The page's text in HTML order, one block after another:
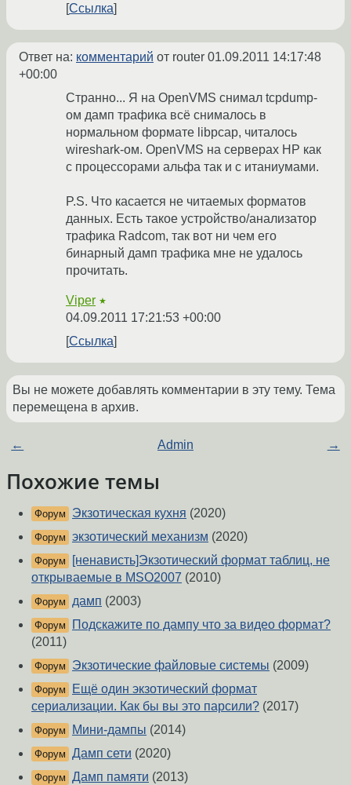
Ссылка
Ответ на: комментарий от router 01.09.2011 14:17:48
+00:00
Странно... Я на OpenVMS снимал tcpdump-
ом дамп трафика всё снималось в
нормальном формате libpcap, читалось
wireshark-ом. OpenVMS на серверах HP как
с процессорами альфа так и с итаниумами.
P.S. Что касается не читаемых форматов
данных. Есть такое устройство/анализатор
трафика Radcom, так вот ни чем его
бинарный дамп трафика мне не удалось
прочитать.
Viper ★
04.09.2011 17:21:53 +00:00
Ссылка
Вы не можете добавлять комментарии в эту тему. Тема
перемещена в архив.
← Admin →
Похожие темы
Форум Экзотическая кухня (2020)
Форум экзотический механизм (2020)
Форум
[ненависть]Экзотический формат таблиц, не
открываемые в MSO2007 (2010)
Форум дамп (2003)
Форум
Подскажите по дампу что за видео формат?
(2011)
Форум Экзотические файловые системы (2009)
Форум
Ещё один экзотический формат
сериализации. Как бы вы это парсили? (2017)
Форум Мини-дампы (2014)
Форум Дамп сети (2020)
Форум Дамп памяти (2013)